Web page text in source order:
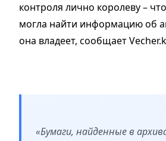
контроля лично королеву –
могла найти информацию об
она владеет, сообщает
«Бумаги, найденные в